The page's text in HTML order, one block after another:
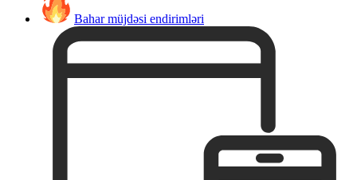
Bahar müjdəsi endirimləri